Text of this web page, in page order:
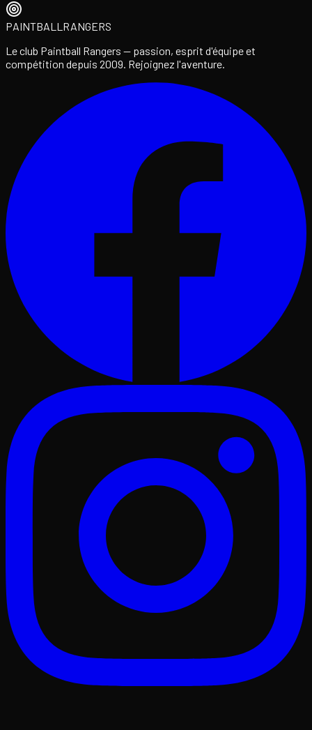
PAINTBALL RANGERS
Le club Paintball Rangers — passion, esprit d'équipe et
compétition depuis 2009. Rejoignez l'aventure.